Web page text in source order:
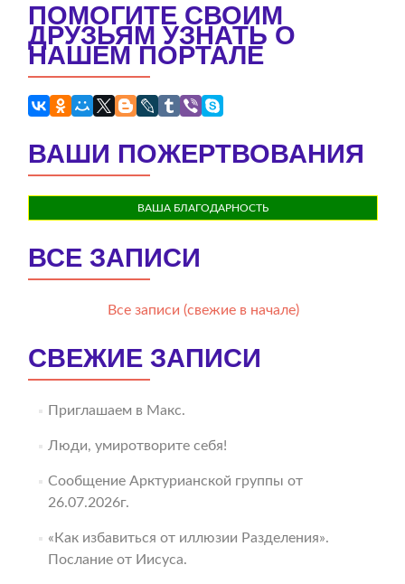
ПОМОГИТЕ СВОИМ
ДРУЗЬЯМ УЗНАТЬ О
НАШЕМ ПОРТАЛЕ
ВАШИ ПОЖЕРТВОВАНИЯ
ВАША БЛАГОДАРНОСТЬ
ВСЕ ЗАПИСИ
Все записи (свежие в начале)
СВЕЖИЕ ЗАПИСИ
Приглашаем в Макс.
Люди, умиротворите себя!
Сообщение Арктурианской группы от
26.07.2026г.
«Как избавиться от иллюзии Разделения».
Послание от Иисуса.